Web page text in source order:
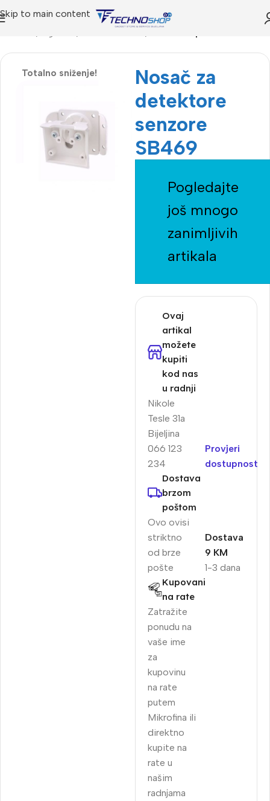
Skip to main content
Totalno sniženje!
Nosač za
detektore
senzore
SB469
Pogledajte
još mnogo
zanimljivih
artikala
Ovaj
artikal
možete
kupiti
kod nas
u radnji
Nikole
Tesle 31a
Bijeljina
066 123
234
Provjeri
dostupnost
Dostava
brzom
poštom
Ovo ovisi
striktno
od brze
pošte
1-3 dana
Dostava
9 KM
Kupovani
na rate
Zatražite
ponudu na
vaše ime
za
kupovinu
na rate
putem
Mikrofina ili
direktno
kupite na
rate u
našim
radnjama